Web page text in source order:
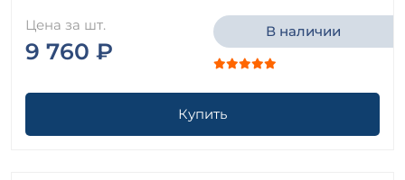
Цена за шт.
9 760 ₽
В наличии
Купить